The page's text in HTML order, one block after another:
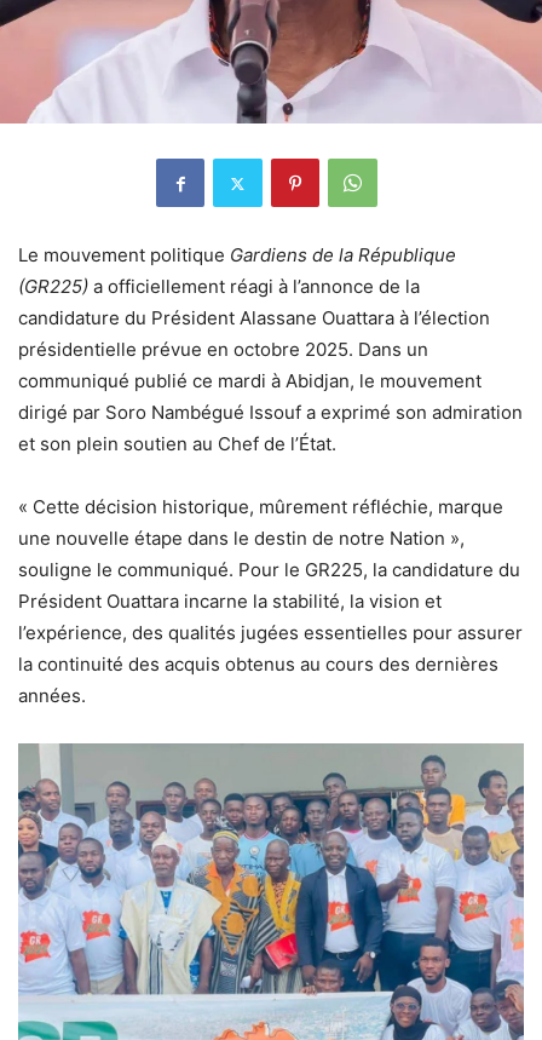
Le mouvement politique Gardiens de la République
(GR225) a officiellement réagi à l’annonce de la
candidature du Président Alassane Ouattara à l’élection
présidentielle prévue en octobre 2025. Dans un
communiqué publié ce mardi à Abidjan, le mouvement
dirigé par Soro Nambégué Issouf a exprimé son admiration
et son plein soutien au Chef de l’État.
« Cette décision historique, mûrement réfléchie, marque
une nouvelle étape dans le destin de notre Nation »,
souligne le communiqué. Pour le GR225, la candidature du
Président Ouattara incarne la stabilité, la vision et
l’expérience, des qualités jugées essentielles pour assurer
la continuité des acquis obtenus au cours des dernières
années.